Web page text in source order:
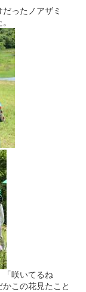
ったノアザミ
咲いてるね
この花見たこと